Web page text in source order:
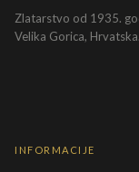
Zlatarstvo od 1935.
Velika Gorica, Hrvatska.
INFORMACIJE